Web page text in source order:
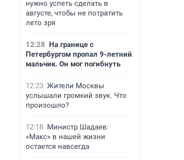
нужно успеть сделать в
августе, чтобы не потратить
лето зря
12:28 На границе с
Петербургом пропал 9-летний
мальчик. Он мог погибнуть
12:23 Жители Москвы
услышали громкий звук. Что
произошло?
12:18 Министр Шадаев:
«Макс» в нашей жизни
остается навсегда